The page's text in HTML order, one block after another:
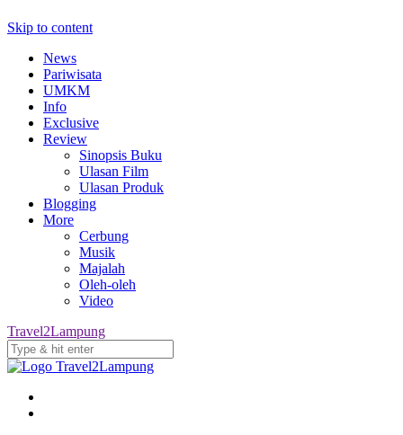
Skip to content
News
Pariwisata
UMKM
Info
Exclusive
Review
Sinopsis Buku
Ulasan Film
Ulasan Produk
Blogging
More
Cerbung
Musik
Majalah
Oleh-oleh
Video
Travel2Lampung